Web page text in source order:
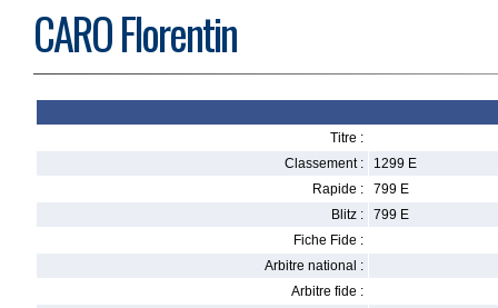
CARO Florentin
Titre :
Classement :
1299 E
Rapide :
799 E
Blitz :
799 E
Fiche Fide :
Arbitre national :
Arbitre fide :